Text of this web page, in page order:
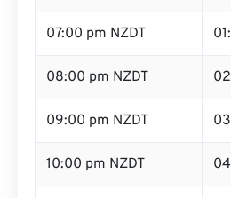
07:00 pm NZDT
08:00 pm NZDT
09:00 pm NZDT
10:00 pm NZDT